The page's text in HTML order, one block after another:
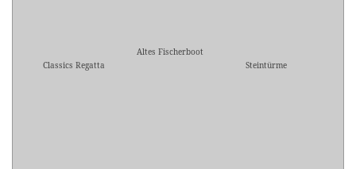
Classics Regatta
Altes Fischerboot
Steintürme